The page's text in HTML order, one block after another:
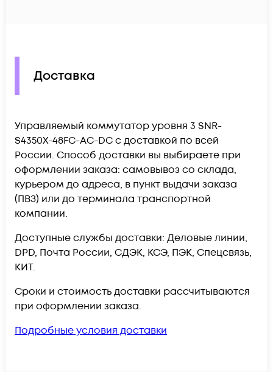
Доставка
Управляемый коммутатор уровня 3 SNR-
S4350X-48FC-AC-DC c доставкой по всей
России. Способ доставки вы выбираете при
оформлении заказа: самовывоз со склада,
курьером до адреса, в пункт выдачи заказа
(ПВЗ) или до терминала транспортной
компании.
Доступные службы доставки: Деловые линии,
DPD, Почта России, СДЭК, КСЭ, ПЭК, Спецсвязь,
КИТ.
Сроки и стоимость доставки рассчитываются
при оформлении заказа.
Подробные условия доставки